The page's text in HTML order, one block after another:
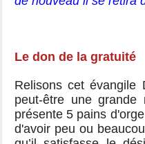
Le don de la gratuité
Relisons cet
peut-être une
présente 5 pains
d'avoir peu ou